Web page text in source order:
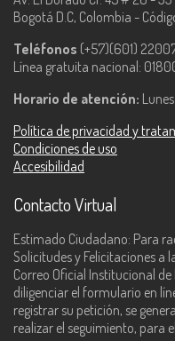
Bogotá D.C, Colombia -
Teléfonos (+57)(601)
Línea gratuita nacional:
Horario de atención:
Política de privacidad y
Condiciones de uso
Accesibilidad
Contacto Virtual
Estimado Ciudadano: Para
Solicitudes y Felicitaciones a
Correo Oficial Institucional de
diligenciar el formulario en
registrar su petición, se
realizar el seguimiento, para